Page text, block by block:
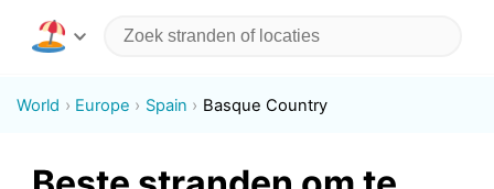
World Europe Spain Basque Country